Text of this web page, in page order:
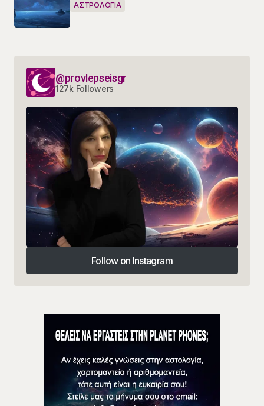
ΑΣΤΡΟΛΟΓΙΑ
@provlepseisgr
127k Followers
Follow on Instagram
Follow on Instagram